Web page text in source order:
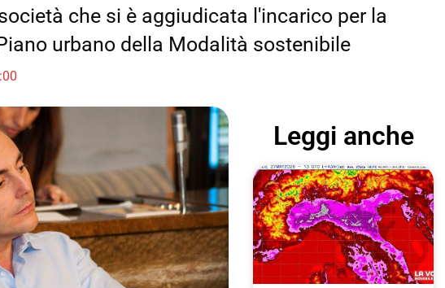
che si è aggiudicata l'incarico per la
urbano della Modalità sostenibile
Leggi anche